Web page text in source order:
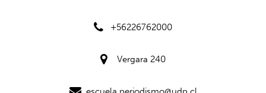
+56226762000
Vergara 240